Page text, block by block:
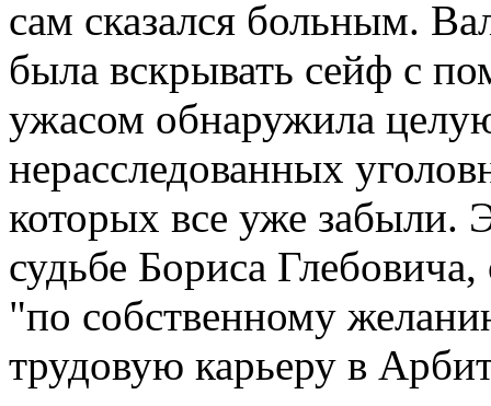
сам сказался больным.
была вскрывать сейф с
ужасом обнаружила
нерасследованных
которых все уже забыли.
судьбе Бориса
"по собственному
трудовую карьеру в